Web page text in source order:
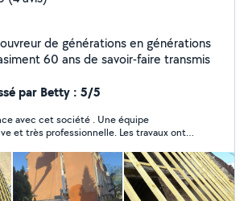
de générations en générations
60 ans de savoir-faire transmis
par Betty : 5/5
avec cet société . Une équipe
et très professionnelle. Les travaux ont
à une entreprise aussi sérieuse. Je
hésiter.